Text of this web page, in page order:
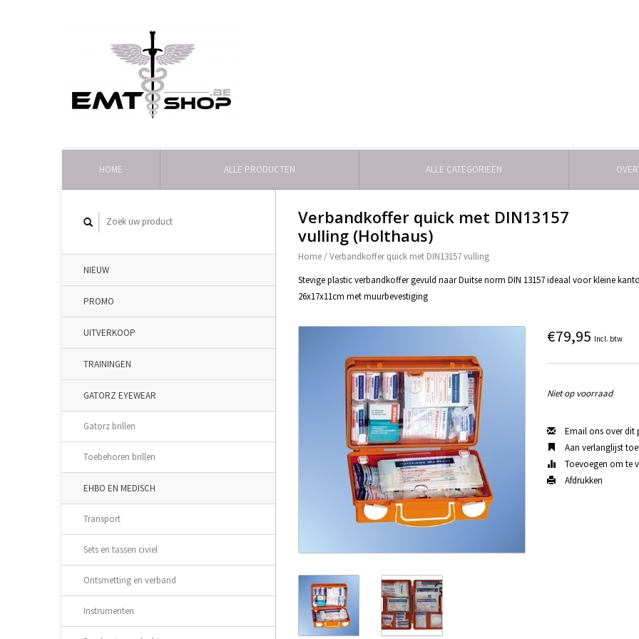
HOME ALLE PRODUCTEN ALLE CATEGORIEËN
NIEUW
PROMO
UITVERKOOP
TRAININGEN
GATORZ EYEWEAR
Gatorz brillen
Toebehoren brillen
EHBO EN MEDISCH
Transport
Sets en tassen civiel
Ontsmetting en verband
Instrumenten
Verbandkoffer quick met DIN13157
vulling (Holthaus)
Home /Verbandkoffer quick met DIN13157 vulling
Stevige plastic verbandkoffer gevuld naar Duitse norm DIN 13157 ideaal voor kleine
26x17x11cm met muurbevestiging
€79,95 Incl. btw
Niet op voorraad
Email ons over dit
Aan verlanglijst
Toevoegen om te
Afdrukken